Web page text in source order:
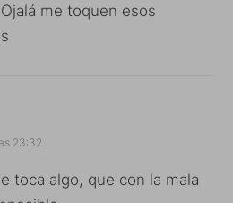
me toquen esos
23:32
toca algo, que con la mala